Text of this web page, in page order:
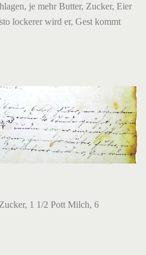
je mehr Butter, Zucker, Eier
lockerer wird er, Gest kommt
1 1/2 Pott Milch, 6